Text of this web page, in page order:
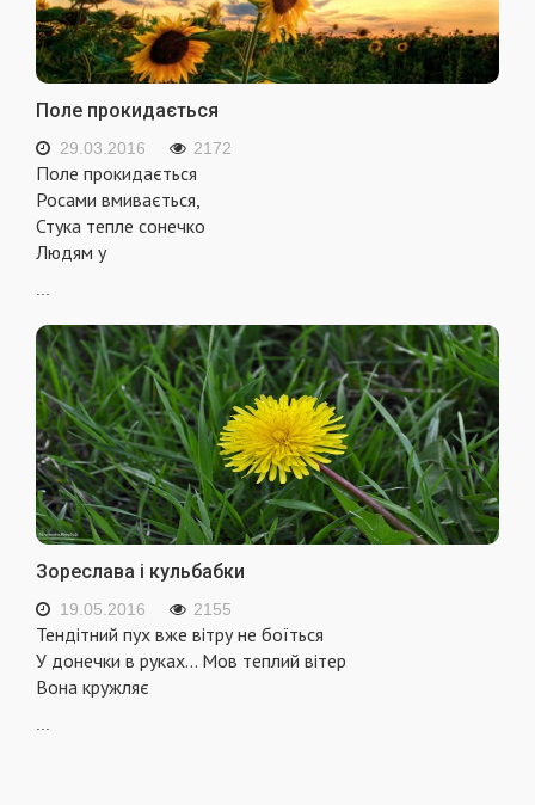
Поле прокидається
29.03.2016 2172
Поле прокидається
Росами вмивається,
Стука тепле сонечко
Людям у
Зореслава і кульбабки
19.05.2016 2155
Тендітний пух вже вітру не боїться
У донечки в руках… Мов теплий вітер
Вона кружляє